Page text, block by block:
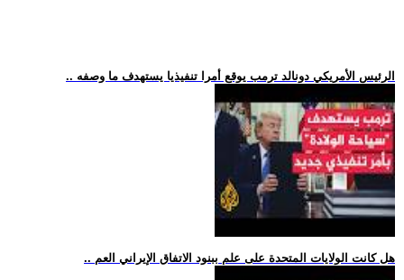
.. الرئيس الأمريكي دونالد ترمب يوقع أمرا تنفيذيا يستهدف ما وصفه
.. هل كانت الولايات المتحدة على علم ببنود الاتفاق الإيراني العم